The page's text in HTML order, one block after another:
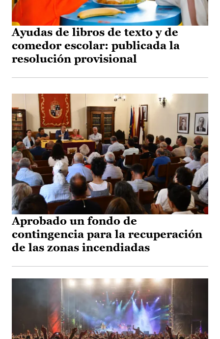
Ayudas de libros de texto y de
comedor escolar: publicada la
resolución provisional
Aprobado un fondo de
contingencia para la recuperación
de las zonas incendiadas